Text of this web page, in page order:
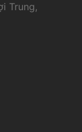
Trung,